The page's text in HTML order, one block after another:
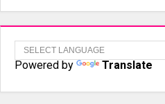
Powered by Translate